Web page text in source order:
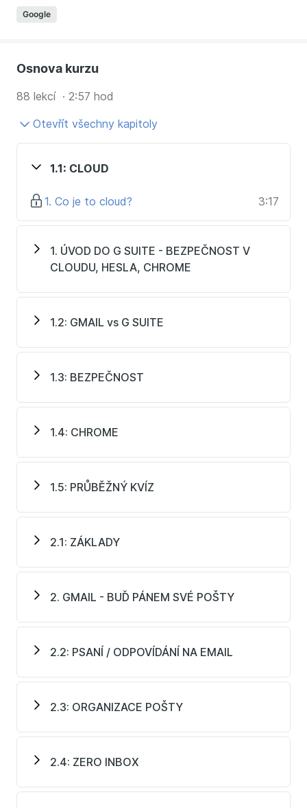
Zdali je možné používat Google Workspace ve
Jak ukládat data do cloudu, aby to bylo
Jak si správně nastavit Chrome, aby se vám s
Google účtem dobře pracovalo.
Gmail
Jak pracovat se štítky a vnořenými štítky, abyste
Jak vypíchnout díky Prioritní poště emaily, které
nesmí zapadnout
vás důležité (např. od šéfa, manželky nebo VIP
klienta).
Jak pracovat s Gmailem bez internetu
Google Disk
Jak používat Google Disk jako úložiště vašich dat
Spolupracovat s více uživateli na jednom
dokumentu v reálném čase
změn
XLSX, PPTX)
Jak organizovat schůzky tak, že na jedno kliknutí
Jak používat Google Kalendář nejen v práci, ale i v
soukromí (školní akce dětí, kroužky, …)
Jak využít kalendář jako úkolovník
Jak zvládnout návyky (odnaučení kouření,
přehled o tom, jak Vám mohou být ku prospěchu G
Suite a jak používat základní aplikace, které jsou
Google
Osnova kurzu
88 lekcí · 2:57 hod
Otevřít všechny kapitoly
1.1: CLOUD
1. Co je to cloud? 3:17
1. ÚVOD DO G SUITE - BEZPEČNOST V
CLOUDU, HESLA, CHROME
1.2: GMAIL vs G SUITE
1.3: BEZPEČNOST
1.4: CHROME
1.5: PRŮBĚŽNÝ KVÍZ
2.1: ZÁKLADY
2. GMAIL - BUĎ PÁNEM SVÉ POŠTY
2.2: PSANÍ / ODPOVÍDÁNÍ NA EMAIL
2.3: ORGANIZACE POŠTY
2.4: ZERO INBOX